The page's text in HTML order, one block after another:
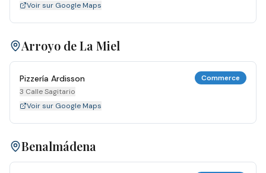
Voir sur Google Maps
Arroyo de La Miel
Pizzería Ardisson
3 Calle Sagitario
Commerce
Voir sur Google Maps
Benalmádena